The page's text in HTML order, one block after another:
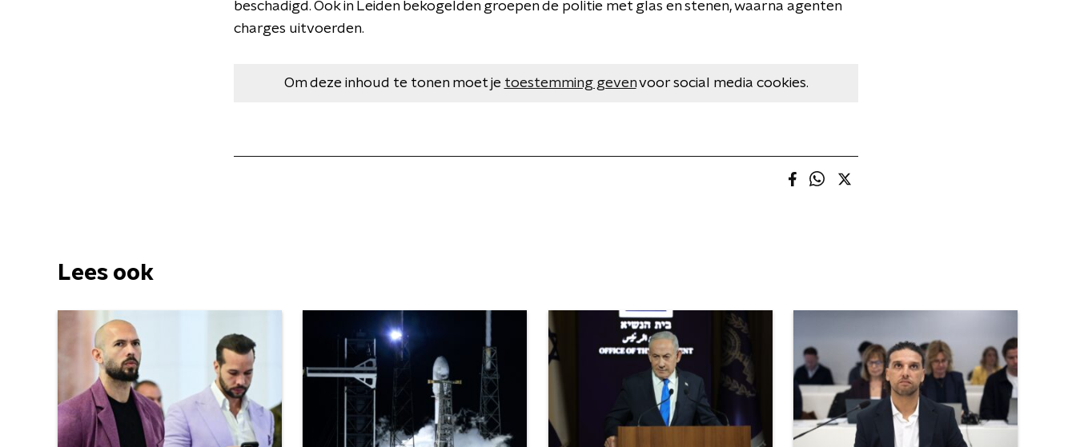
beschadigd. Ook in Leiden bekogelden groepen de politie met glas en stenen, waarna agenten
charges uitvoerden.
Om deze inhoud te tonen moet je toestemming gevenvoor social media cookies.
Lees ook